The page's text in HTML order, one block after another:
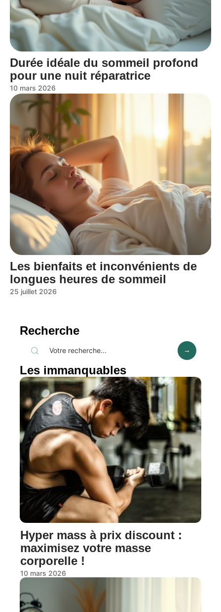
Durée idéale du sommeil profond
pour une nuit réparatrice
10 mars 2026
Les bienfaits et inconvénients de
longues heures de sommeil
25 juillet 2026
Recherche
Les immanquables
Hyper mass à prix discount :
maximisez votre masse
corporelle !
10 mars 2026